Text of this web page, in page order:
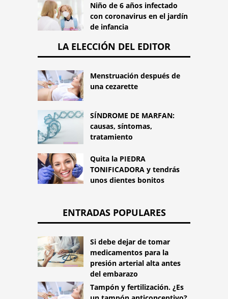
Niño de 6 años infectado
con coronavirus en el jardín
de infancia
LA ELECCIÓN DEL EDITOR
Menstruación después de
una cezarette
SÍNDROME DE MARFAN:
causas, síntomas,
tratamiento
Quita la PIEDRA
TONIFICADORA y tendrás
unos dientes bonitos
ENTRADAS POPULARES
Si debe dejar de tomar
medicamentos para la
presión arterial alta antes
del embarazo
Tampón y fertilización. ¿Es